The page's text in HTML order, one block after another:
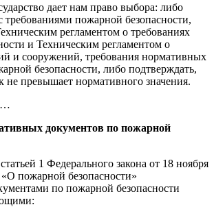
дает нам право выбора: либо
требованиями пожарной безопасности,
регламентом о требованиях
и Техническим регламентом о
и сооружений, требования нормативных
безопасности, либо подтверждать,
не превышает нормативного значения.
документов по пожарной
1 Федерального закона от 18 ноября
пожарной безопасности»
по пожарной безопасности